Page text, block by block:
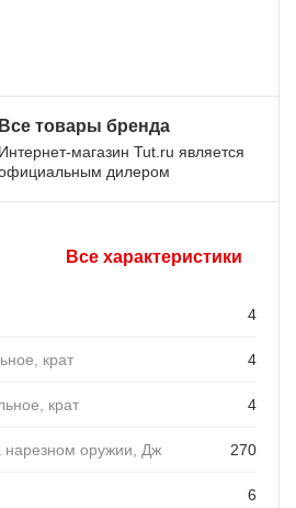
Все товары бренда
Интернет-магазин Tut.ru является
дилером
Все характеристики
4
крат 4
крат 4
нарезном оружии, Дж 270
6